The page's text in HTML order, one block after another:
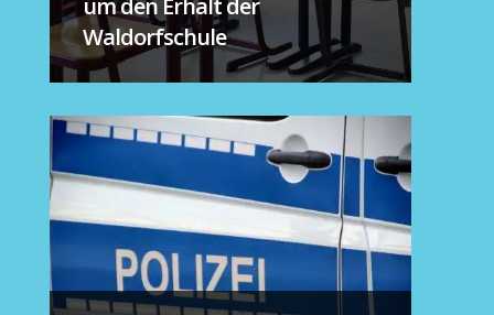
um den Erhalt der
Waldorfschule